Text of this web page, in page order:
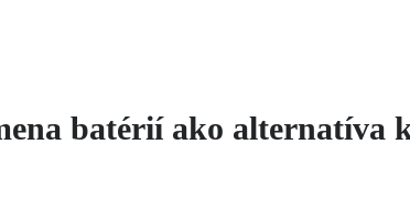
batérií ako alternatíva